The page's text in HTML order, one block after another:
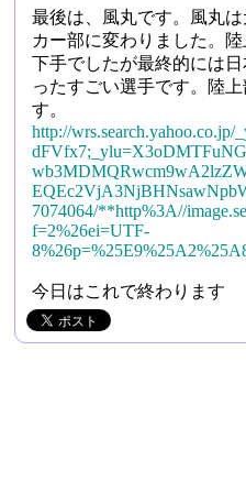
最後は、風丸です。風丸
カー部に変わりました。
下手でしたが最終的には
ったすごい選手です。陸
す。
http://
7074064/**http%3A//
f=2%26ei=UTF-
今日はこれで終わります